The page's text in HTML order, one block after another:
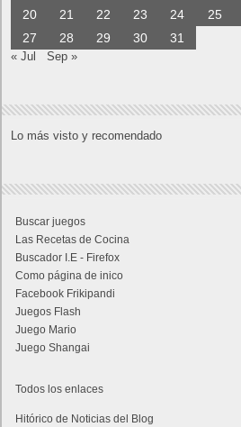
20
21 22 23 24 25
27
28 29 30 31
« Jul Sep »
Lo más visto y recomendado
Buscar juegos
Las Recetas de Cocina
Buscador I.E - Firefox
Como página de inico
Facebook Frikipandi
Juegos Flash
Juego Mario
Juego Shangai
Todos los enlaces
Hitórico de Noticias del Blog